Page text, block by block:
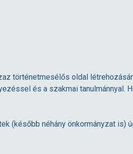
történetmesélős oldal
és a szakmai tanulmánnyal.
(később néhány önkormányzat is)